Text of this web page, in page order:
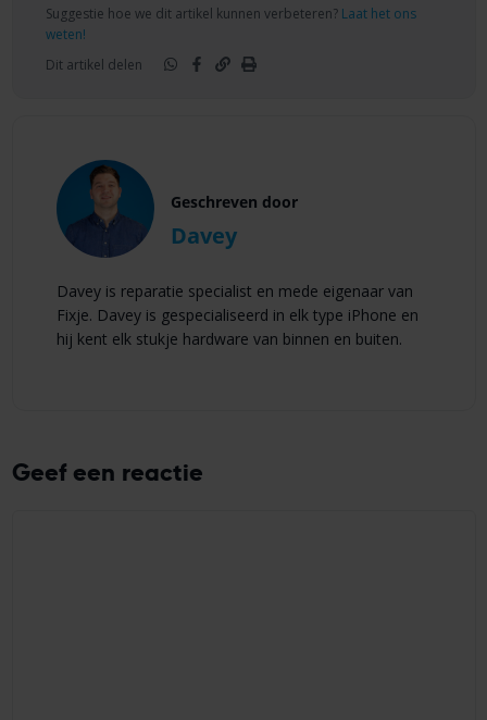
Suggestie hoe we dit artikel kunnen verbeteren? Laat het ons
weten!
Dit artikel delen
Geschreven door
Davey
Davey is reparatie specialist en mede eigenaar van
Fixje. Davey is gespecialiseerd in elk type iPhone en
hij kent elk stukje hardware van binnen en buiten.
Geef een reactie